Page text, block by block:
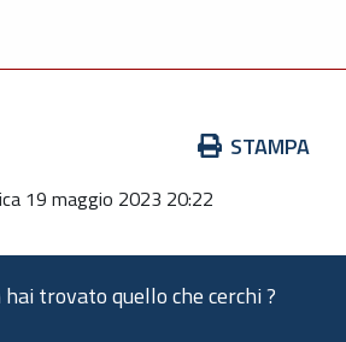
STAMPA
19 maggio 2023 20:22
hai trovato quello che cerchi ?